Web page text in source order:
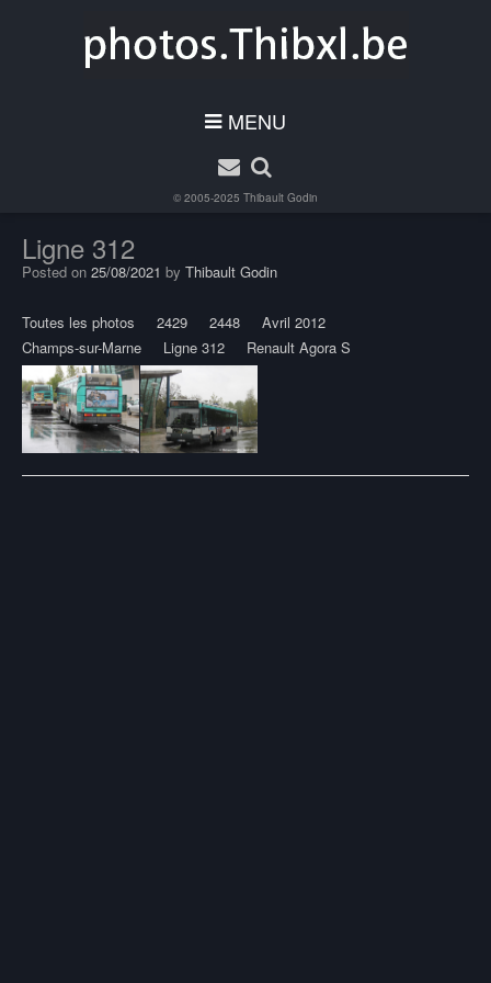
MENU
© 2005-2025 Thibault Godin
Ligne 312
Posted on 25/08/2021 by Thibault Godin
Toutes les photos 2429 2448
Avril 2012
Champs-sur-Marne
Ligne 312 Renault Agora S
Post